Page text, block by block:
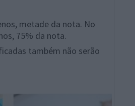
metade da nota. No
75% da nota.
também não serão